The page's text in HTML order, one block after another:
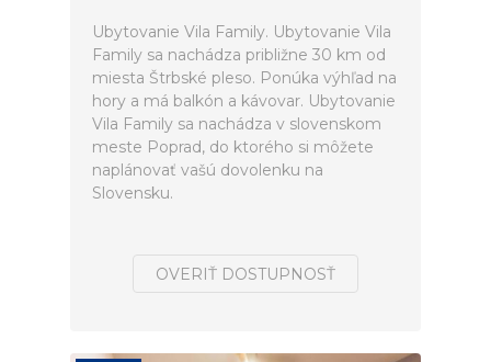
Ubytovanie Vila Family. Ubytovanie Vila
Family sa nachádza približne 30 km od
miesta Štrbské pleso. Ponúka výhľad na
hory a má balkón a kávovar. Ubytovanie
Vila Family sa nachádza v slovenskom
meste Poprad, do ktorého si môžete
naplánovať vašú dovolenku na
Slovensku.
OVERIŤ DOSTUPNOSŤ